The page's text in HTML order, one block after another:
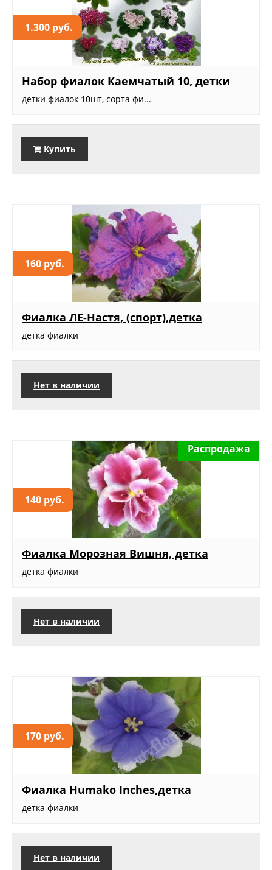
1.300 руб.
Набор фиалок Каемчатый 10, детки
детки фиалок 10шт, сорта фи...
Купить
160 руб.
Фиалка ЛЕ-Настя, (спорт),детка
детка фиалки
Нет в наличии
140 руб.
Распродажа
Фиалка Морозная Вишня, детка
детка фиалки
Нет в наличии
170 руб.
Фиалка Humako Inches,детка
детка фиалки
Нет в наличии